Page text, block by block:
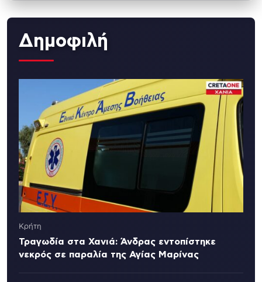
Δημοφιλή
Κρήτη
Τραγωδία στα Χανιά: Άνδρας εντοπίστηκε
νεκρός σε παραλία της Αγίας Μαρίνας